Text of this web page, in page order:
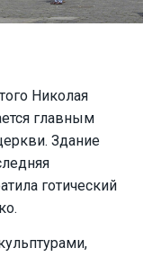
Николая
главным
Здание
готический